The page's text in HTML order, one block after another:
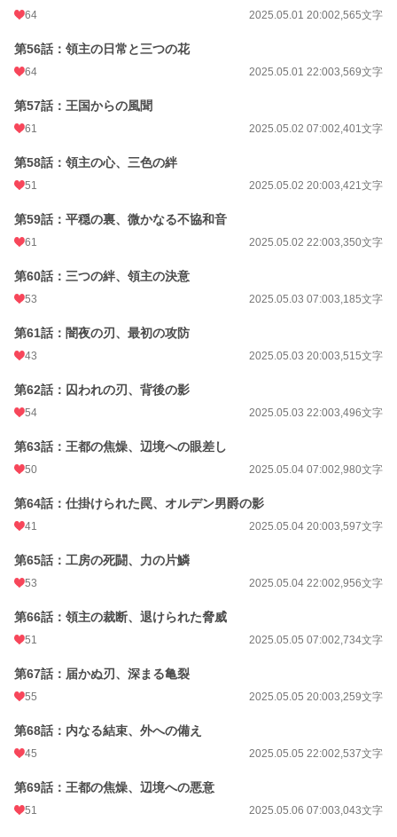
64 2025.05.01 20:002,565文字
第56話：領主の日常と三つの花
64 2025.05.01 22:003,569文字
第57話：王国からの風聞
61 2025.05.02 07:002,401文字
第58話：領主の心、三色の絆
51 2025.05.02 20:003,421文字
第59話：平穏の裏、微かなる不協和音
61 2025.05.02 22:003,350文字
第60話：三つの絆、領主の決意
53 2025.05.03 07:003,185文字
第61話：闇夜の刃、最初の攻防
43 2025.05.03 20:003,515文字
第62話：囚われの刃、背後の影
54 2025.05.03 22:003,496文字
第63話：王都の焦燥、辺境への眼差し
50 2025.05.04 07:002,980文字
第64話：仕掛けられた罠、オルデン男爵の影
41 2025.05.04 20:003,597文字
第65話：工房の死闘、力の片鱗
53 2025.05.04 22:002,956文字
第66話：領主の裁断、退けられた脅威
51 2025.05.05 07:002,734文字
第67話：届かぬ刃、深まる亀裂
55 2025.05.05 20:003,259文字
第68話：内なる結束、外への備え
45 2025.05.05 22:002,537文字
第69話：王都の焦燥、辺境への悪意
51 2025.05.06 07:003,043文字